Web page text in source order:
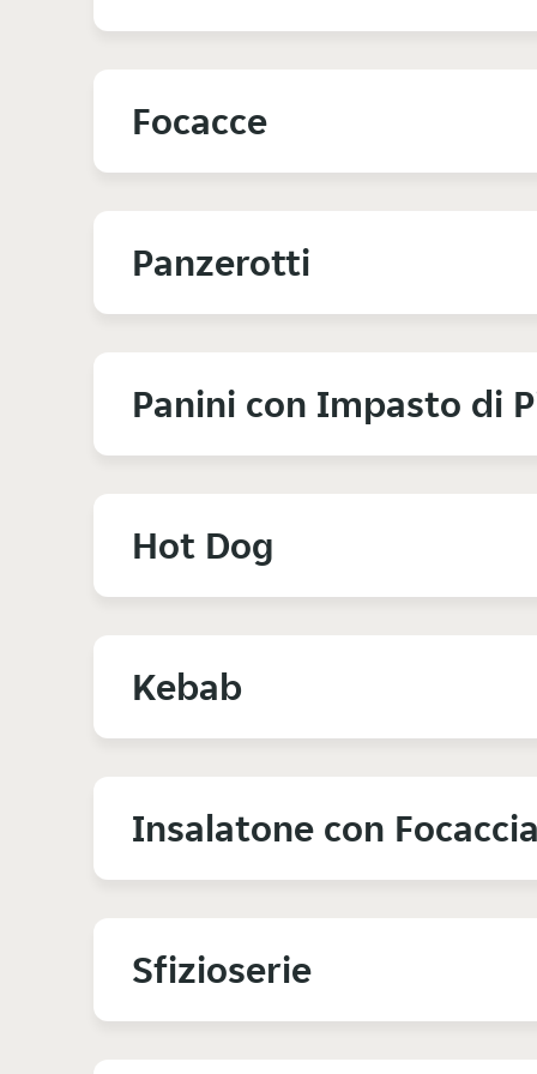
Focacce
Panzerotti
Panini con Impasto di
Hot Dog
Kebab
Insalatone con
Sfizioserie